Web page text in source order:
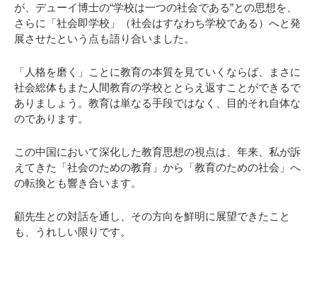
が、デューイ博士の“学校は一つの社会である”との思想を、
さらに「社会即学校」（社会はすなわち学校である）へと発
展させたという点も語り合いました。
「人格を磨く」ことに教育の本質を見ていくならば、まさに
社会総体もまた人間教育の学校ととらえ返すことができるで
ありましょう。教育は単なる手段ではなく、目的それ自体な
のであります。
この中国において深化した教育思想の視点は、年来、私が訴
えてきた「社会のための教育」から「教育のための社会」へ
の転換とも響き合います。
顧先生との対話を通し、その方向を鮮明に展望できたこと
も、うれしい限りです。